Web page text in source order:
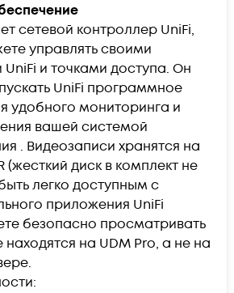
сетевой контроллер UniFi,
управлять своими
и точками доступа. Он
UniFi программное
удобного мониторинга и
вашей системой
. Видеозаписи хранятся на
(жесткий диск в комплект не
легко доступным с
приложения UniFi
безопасно просматривать
на UDM Pro, а не на